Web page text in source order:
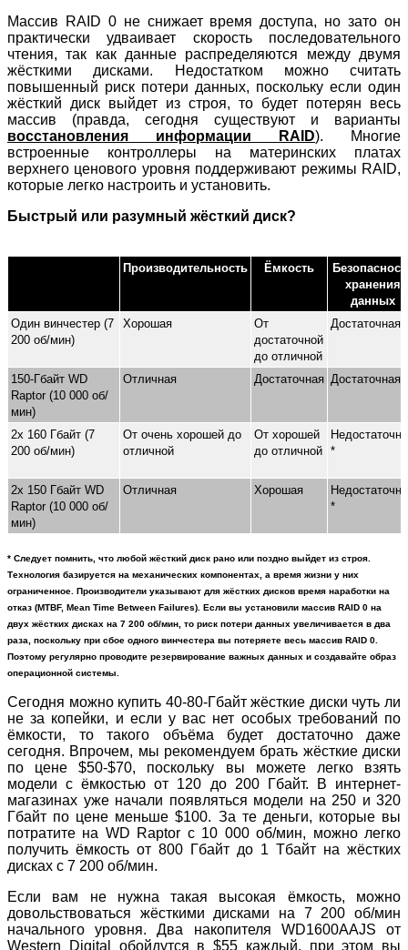
Массив RAID 0 не снижает время доступа, но зато он
практически удваивает скорость последовательного
чтения, так как данные распределяются между двумя
жёсткими дисками. Недостатком можно считать
повышенный риск потери данных, поскольку если один
жёсткий диск выйдет из строя, то будет потерян весь
массив (правда, сегодня существуют и варианты
восстановления информации RAID). Многие
встроенные контроллеры на материнских платах
верхнего ценового уровня поддерживают режимы RAID,
которые легко настроить и установить.
Быстрый или разумный жёсткий диск?
Производительность Ёмкость
хранения
данных
Один винчестер (7
200 об/мин)
Хорошая
От
достаточной
до отличной
Достаточная *
150-Гбайт WD
Raptor (10 000 об/
мин)
Отличная Достаточная Достаточная *
2x 160 Гбайт (7
200 об/мин)
От очень хорошей до
отличной
От хорошей
до отличной *
2x 150 Гбайт WD
Raptor (10 000 об/
мин)
Отличная Хорошая
*
* Следует помнить, что любой жёсткий диск рано или поздно выйдет из строя.
Технология базируется на механических компонентах, а время жизни у них
ограниченное. Производители указывают для жёстких дисков время наработки на
отказ (MTBF, Mean Time Between Failures). Если вы установили массив RAID 0 на
двух жёстких дисках на 7 200 об/мин, то риск потери данных увеличивается в два
раза, поскольку при сбое одного винчестера вы потеряете весь массив RAID 0.
Поэтому регулярно проводите резервирование важных данных и создавайте образ
операционной системы.
Сегодня можно купить 40-80-Гбайт жёсткие диски чуть ли
не за копейки, и если у вас нет особых требований по
ёмкости, то такого объёма будет достаточно даже
сегодня. Впрочем, мы рекомендуем брать жёсткие диски
по цене $50-$70, поскольку вы можете легко взять
модели с ёмкостью от 120 до 200 Гбайт. В интернет-
магазинах уже начали появляться модели на 250 и 320
Гбайт по цене меньше $100. За те деньги, которые вы
потратите на WD Raptor с 10 000 об/мин, можно легко
получить ёмкость от 800 Гбайт до 1 Тбайт на жёстких
дисках с 7 200 об/мин.
Если вам не нужна такая высокая ёмкость, можно
довольствоваться жёсткими дисками на 7 200 об/мин
начального уровня. Два накопителя WD1600AAJS от
Western Digital обойдутся в $55 каждый, при этом вы